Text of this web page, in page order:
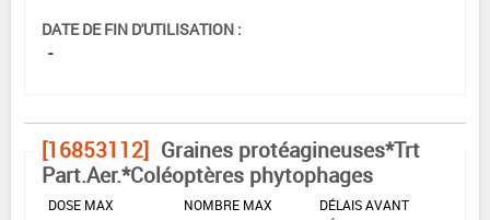
DATE DE FIN D'UTILISATION :
-
[16853112] Graines protéagineuses*Trt
Part.Aer.*Coléoptères phytophages
DOSE MAX
NOMBRE MAX
DÉLAIS AVANT